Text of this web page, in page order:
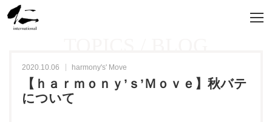
2020.10.06 harmony's' Move
【ｈａｒｍｏｎｙ’ｓ’Ｍｏｖｅ】秋バテ
について